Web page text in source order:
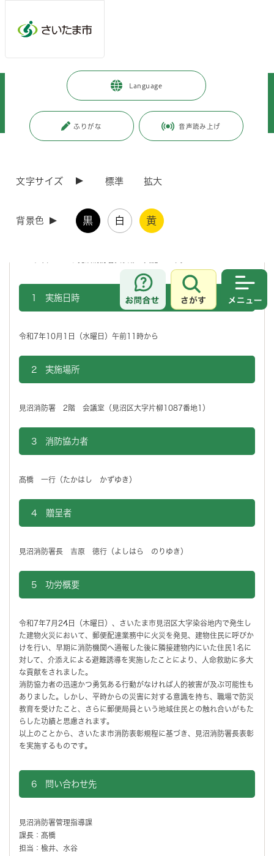
Language
ふりがな 音声読み上げ
文字サイズ 標準 拡大
背景色 黒 白 黄
お問合せ
さがす
市政情報 広報・報道 > 記者への情報提供
>
表彰状を贈呈します
（令和7年9月26日発表）人命救助を行った消防協
令和7年7月24日（木曜日）、さいたま市見沼区大字染谷地内で発生し
た火災事案において、消防機関への通報、隣接する建物の住居人1名の
1 実施日時
令和7年10月1日（水曜日）午前11時から
2 実施場所
見沼消防署 2階 会議室（見沼区大字片柳1087番地1）
3 消防協力者
髙橋 一行（たかはし かずゆき）
4 贈呈者
見沼消防署長 吉原 徳行（よしはら のりゆき）
5 功労概要
令和7年7月24日（木曜日）、さいたま市見沼区大字染谷地内で発生し
た建物火災において、郵便配達業務中に火災を発見、建物住民に呼びか
けを行い、早期に消防機関へ通報した後に隣接建物内にいた住民1名に
対して、介添えによる避難誘導を実施したことにより、人命救助に多大
な貢献をされました。
消防協力者の迅速かつ勇気ある行動がなければ人的被害が及ぶ可能性も
ありました。しかし、平時からの災害に対する意識を持ち、職場で防災
教育を受けたこと、さらに郵便局員という地域住民との触れ合いがもた
らした功績と思慮されます。
以上のことから、さいたま市消防表彰規程に基づき、見沼消防署長表彰
を実施するものです。
6 問い合わせ先
見沼消防署管理指導課
課長：髙橋
担当：楡井、水谷